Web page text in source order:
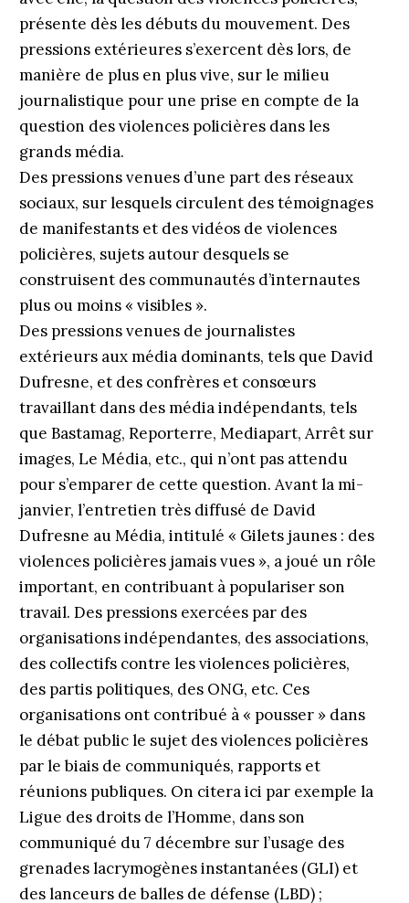
présente dès les débuts du mouvement. Des
pressions extérieures s’exercent dès lors, de
manière de plus en plus vive, sur le milieu
journalistique pour une prise en compte de la
question des violences policières dans les
grands média.
Des pressions venues d’une part des réseaux
sociaux, sur lesquels circulent des témoignages
de manifestants et des vidéos de violences
policières, sujets autour desquels se
construisent des communautés d’internautes
plus ou moins « visibles ».
Des pressions venues de journalistes
extérieurs aux média dominants, tels que David
Dufresne, et des confrères et consœurs
travaillant dans des média indépendants, tels
que Bastamag, Reporterre, Mediapart, Arrêt sur
images, Le Média, etc., qui n’ont pas attendu
pour s’emparer de cette question. Avant la mi-
janvier, l’entretien très diffusé de David
Dufresne au Média, intitulé « Gilets jaunes : des
violences policières jamais vues », a joué un rôle
important, en contribuant à populariser son
travail. Des pressions exercées par des
organisations indépendantes, des associations,
des collectifs contre les violences policières,
des partis politiques, des ONG, etc. Ces
organisations ont contribué à « pousser » dans
le débat public le sujet des violences policières
par le biais de communiqués, rapports et
réunions publiques. On citera ici par exemple la
Ligue des droits de l’Homme, dans son
communiqué du 7 décembre sur l’usage des
grenades lacrymogènes instantanées (GLI) et
des lanceurs de balles de défense (LBD) ;